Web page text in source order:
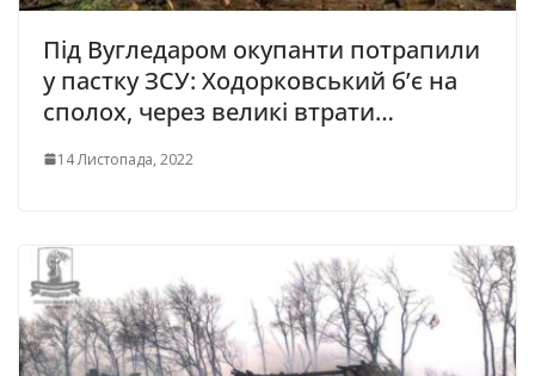
Під Вугледаром окупанти потрапили
у пастку ЗСУ: Ходорковський б’є нa
сполох, через великі втрати…
14 Листопада, 2022